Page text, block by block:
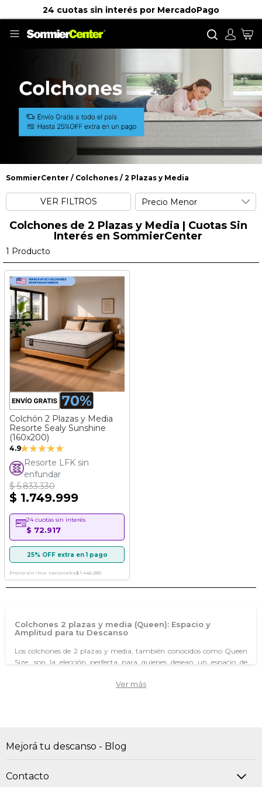
24 cuotas sin interés por MercadoPago
Buscar
SommierCenter Colchones 2 Plazas y Media
2 Plazas y Media
VER FILTROS
Colchones de 2 Plazas y Media | Cuotas Sin
Interés en SommierCenter
1 Producto
Colchón 2 Plazas y Media
Resorte Sealy Sunshine
(160x200)
4.9Valoración:
98%
Resorte LFK sin
enfundar
$ 5.833.330
$ 1.749.999
24 cuotas sin interés
$ 72.917
25% OFF extra en 1 pago
Precio sin imp. nacionales$ 1.446.280
Colchones 2 plazas y media (Queen): Espacio y
Amplitud para tu Descanso
Los colchones de 2 plazas y media, también conocidos como Queen
Size, son la elección perfecta para quienes desean un espacio de
ofrecemos una amplia gama de opciones que combinan tecnología,
¿Qué colchón es mejor, de espuma o resorte?
Ver más
Mejorá tu descanso - Blog
Contacto